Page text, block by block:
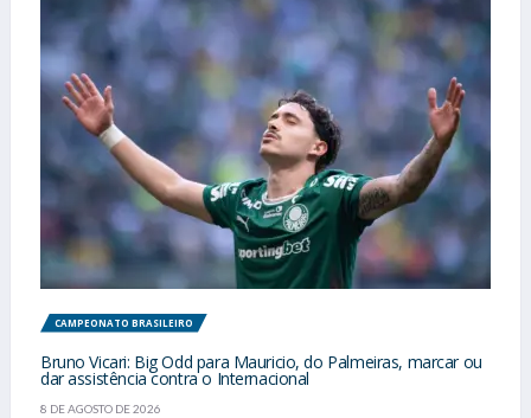
CAMPEONATO BRASILEIRO
Bruno Vicari: Big Odd para Mauricio, do Palmeiras, marcar ou
dar assistência contra o Internacional
8 DE AGOSTO DE 2026